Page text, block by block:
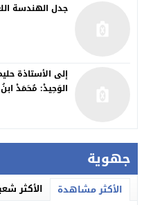
جهوية
الأكثر مشاهدة الأكثر
جدل الهندسة
الوَحِيدْ: مُحَمَدْ